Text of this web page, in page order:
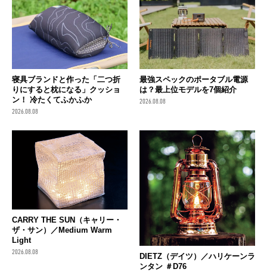
寝具ブランドと作った「二つ折
りにすると枕になる」クッショ
ン！ 冷たくてふかふか
2026.08.08
最強スペックのポータブル電源
は？最上位モデルを7個紹介
2026.08.08
CARRY THE SUN（キャリー・
ザ・サン）／Medium Warm
Light
2026.08.08
DIETZ（デイツ）／ハリケーンラ
ンタン ＃D76